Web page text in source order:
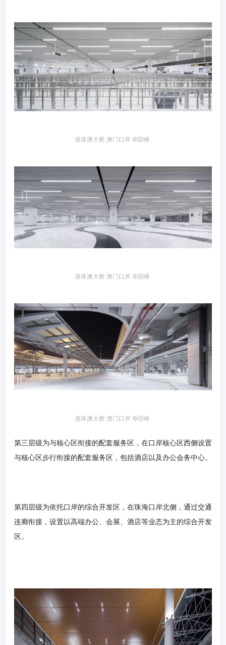
港珠澳大桥 澳门口岸 ©邵峰
港珠澳大桥 澳门口岸 ©邵峰
港珠澳大桥 澳门口岸 ©邵峰
第三层级为与核心区衔接的配套服务区，在口岸核心区西侧设置
与核心区步行衔接的配套服务区，包括酒店以及办公会务中心。
第四层级为依托口岸的综合开发区，在珠海口岸北侧，通过交通
连廊衔接，设置以高端办公、会展、酒店等业态为主的综合开发
区。